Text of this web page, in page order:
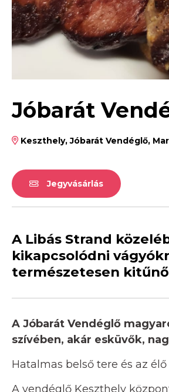
Jóbarát
Keszthely, Jóbarát Vendéglő,
Jegyvásárlás
A Libás Strand
kikapcsolódni
természetesen
A Jóbarát Vendéglő
szívében, akár esküvők,
Hatalmas belső tere és az
A vendéglő Keszthely